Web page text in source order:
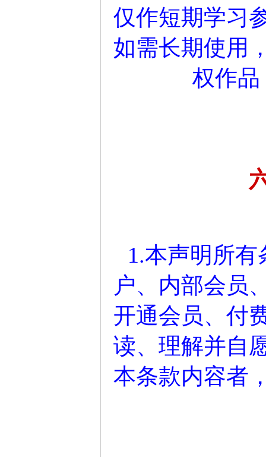
仅作短期学习
如需长期使用
权作
1.本声明所
户、内部会员
开通会员、付
读、理解并自
本条款内容者